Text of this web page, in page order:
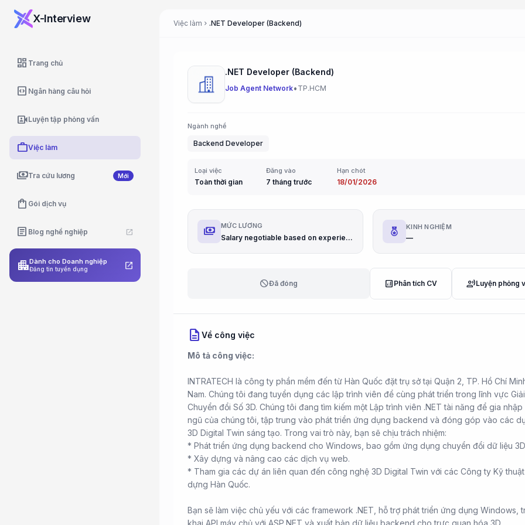
X-Interview
dashboard Trang chủ
code_blocks Ngân hàng câu hỏi
video_camera_frontLuyện tập phỏng vấn
workViệc làm
paymentsTra cứu lương Mới
shopping_bag Gói dịch vụ
article Blog nghề nghiệp open_in_new
apartmentDành cho Doanh nghiệp
Đăng tin tuyển dụng open_in_new
Việc làm chevron_right .NET Developer (Backend)
.NET Developer (Backend)
Job Agent Network• TP.HCM
Ngành nghề
Backend Developer
Loại việc
Toàn thời gian
Đăng vào
7 tháng trước
Hạn chót
18/01/2026
payments MỨC LƯƠNG
Salary negotiable based on experience
KINH NGHIỆM
—
blockĐã đóng analytics Phân tích CV record_voice_overLuyện phỏng
description Về công việc
Mô tả công việc:
INTRATECH là công ty phần mềm đến từ Hàn Quốc đặt trụ sở tại Quận 2, TP. Hồ Chí
Nam. Chúng tôi đang tuyển dụng các lập trình viên để cùng phát triển trong lĩnh vực
Chuyển đổi Số 3D. Chúng tôi đang tìm kiếm một Lập trình viên .NET tài năng để gia nhập
ngũ của chúng tôi, tập trung vào phát triển ứng dụng backend và đóng góp vào các
3D Digital Twin sáng tạo. Trong vai trò này, bạn sẽ chịu trách nhiệm:
* Phát triển ứng dụng backend cho Windows, bao gồm ứng dụng chuyển đổi dữ liệu
* Xây dựng và nâng cao các dịch vụ web.
* Tham gia các dự án liên quan đến công nghệ 3D Digital Twin với các Công ty Kỹ
dựng Hàn Quốc.
Bạn sẽ làm việc chủ yếu với các framework .NET, hỗ trợ phát triển ứng dụng Windows,
khai API máy chủ với ASP.NET và xuất bản dữ liệu backend cho trực quan hóa 3D.